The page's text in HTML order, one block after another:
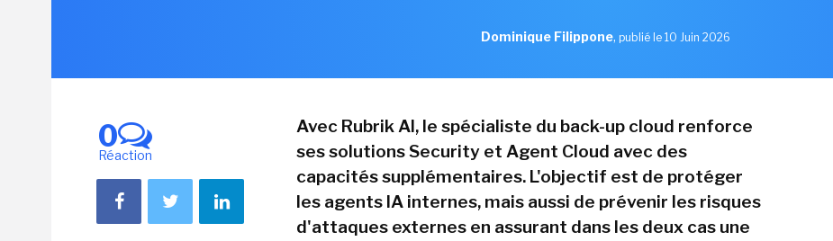
Dominique Filippone, publié le 10 Juin 2026
0
Réaction
Avec Rubrik AI, le spécialiste du back-up cloud renforce
ses solutions Security et Agent Cloud avec des
capacités supplémentaires. L'objectif est de protéger
les agents IA internes, mais aussi de prévenir les risques
d'attaques externes en assurant dans les deux cas une